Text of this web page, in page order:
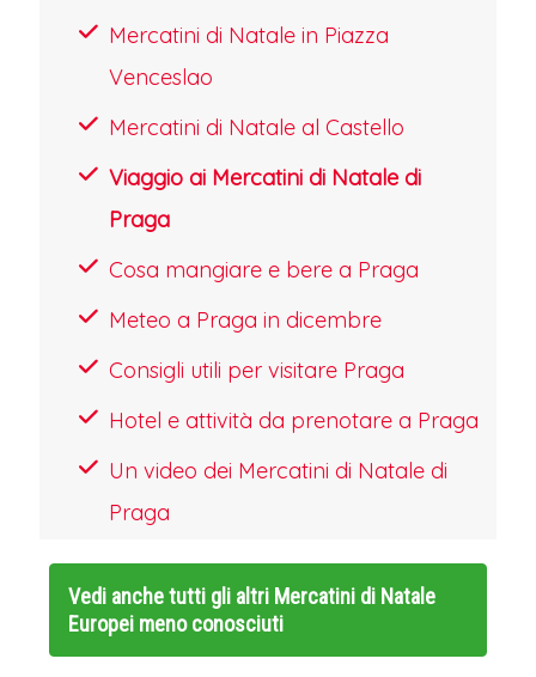
Eventi speciali come la lavorazione del
vetro dal vivo e i laboratori di
barocche ospitano concerti d'organo
che riecheggiano nelle navate
illuminate. Un'esperienza che
trasforma Praga in un vero e proprio
calendario dell'Avvento a dimensione
rivive attraverso riti secolari e una
calorosa ospitalità.
Programma Facoltativo:Possibilità di
partecipare alla Crociera sulla
Moldava che attraversa tutta l'intera
Mercatini di Natale in Piazza
Venceslao
Mercatini di Natale al Castello
Viaggio ai Mercatini di Natale di
Praga
Cosa mangiare e bere a Praga
Meteo a Praga in dicembre
Consigli utili per visitare Praga
Hotel e attività da prenotare a Praga
Un video dei Mercatini di Natale di
Praga
Vedi anche tutti gli altri Mercatini di Natale
Europei meno conosciuti